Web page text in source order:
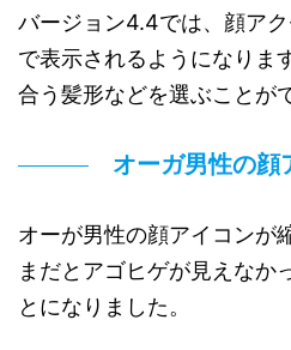
バージョン4.4では、顔ア
で表示されるようになりま
合う髪形などを選ぶことが
オーガ男性の顔
オーが男性の顔アイコンが
まだとアゴヒゲが見えなか
とになりました。